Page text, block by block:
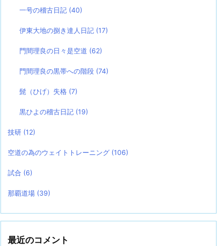
一号の稽古日記 (40)
伊東大地の捌き達人日記 (17)
門間理良の日々是空道 (62)
門間理良の黒帯への階段 (74)
髭（ひげ）失格 (7)
黒ひよの稽古日記 (19)
技研 (12)
空道の為のウェイトトレーニング (106)
試合 (6)
那覇道場 (39)
最近のコメント